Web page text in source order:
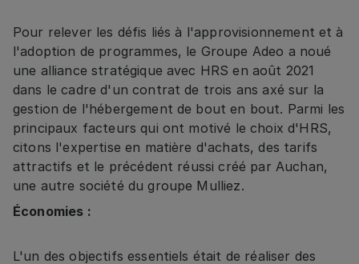
Pour relever les défis liés à l'approvisionnement et à
l'adoption de programmes, le Groupe Adeo a noué
une alliance stratégique avec HRS en août 2021
dans le cadre d'un contrat de trois ans axé sur la
gestion de l'hébergement de bout en bout. Parmi les
principaux facteurs qui ont motivé le choix d'HRS,
citons l'expertise en matière d'achats, des tarifs
attractifs et le précédent réussi créé par Auchan,
une autre société du groupe Mulliez.
Économies :
L'un des objectifs essentiels était de réaliser des